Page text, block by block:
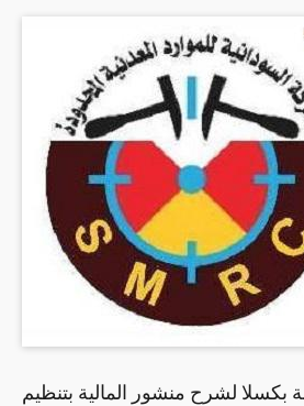
بكسلا لشرح منشور المالية بتنظيم